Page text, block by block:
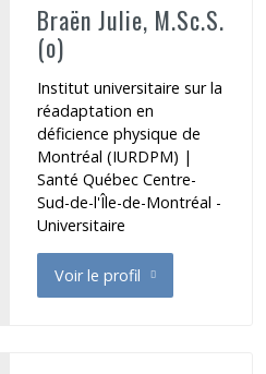
Braën Julie, M.Sc.S.
(o)
Institut universitaire sur la
réadaptation en
déficience physique de
Montréal (IURDPM) |
Santé Québec Centre-
Sud-de-l'Île-de-Montréal -
Universitaire
Voir le profil
de Braën Julie